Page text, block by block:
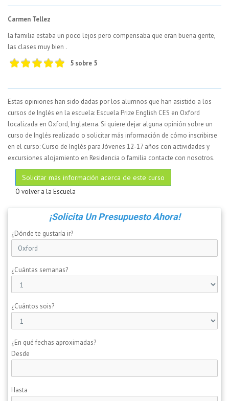
Carmen Tellez
la familia estaba un poco lejos pero compensaba que eran buena gente,
las clases muy bien .
5 sobre 5
Estas opiniones han sido dadas por los alumnos que han asistido a los
cursos de Inglés en la escuela: Escuela Prize English CES en Oxford
localizada en Oxford, Inglaterra. Si quiere dejar alguna opinión sobre un
curso de Inglés realizado o solicitar más información de cómo inscribirse
en el curso: Curso de Inglés para Jóvenes 12-17 años con actividades y
excursiones alojamiento en Residencia o familia contacte con nosotros.
Solicitar más información acerca de este curso
Ó volver a la Escuela
¡Solicita Un Presupuesto Ahora!
¿Dónde te gustaría ir?
¿Cuántas semanas?
¿Cuántos sois?
¿En qué fechas aproximadas?
Desde
Hasta